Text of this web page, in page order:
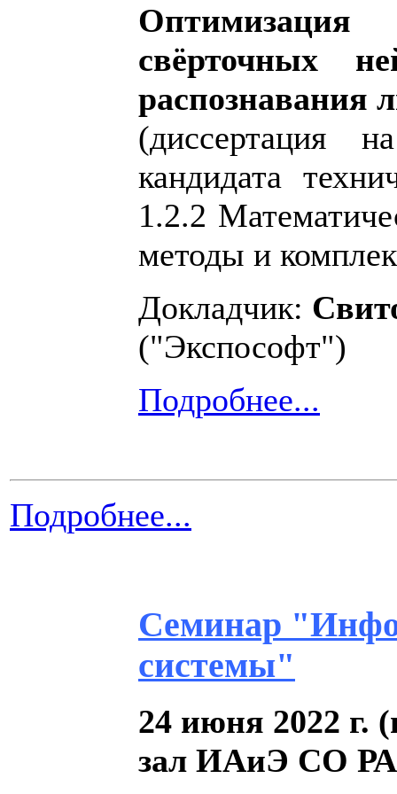
свёрточных
распознавания
(диссертация
кандидата
1.2.2
методы и
Докладчик:
("Экспософт")
Подробнее...
Подробнее...
Семинар
системы"
24 июня 2022 г.
зал ИAиЭ СО